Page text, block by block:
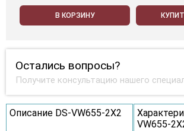
В КОРЗИНУ
Остались вопросы?
Получите консультацию нашего
Описание DS-VW655-2X2
VW655-